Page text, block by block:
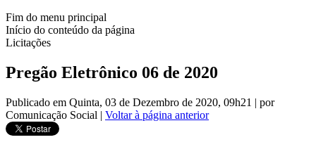
Fim do menu principal
Início do conteúdo da página
Licitações
Pregão Eletrônico 06 de 2020
Publicado em Quinta, 03 de Dezembro de 2020, 09h21 | por
Comunicação Social | Voltar à página anterior